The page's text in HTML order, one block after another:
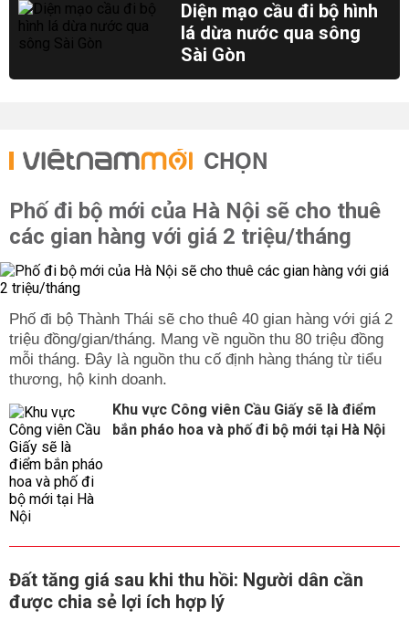
Diện mạo cầu đi bộ hình
lá dừa nước qua sông
Sài Gòn
CHỌN
Phố đi bộ mới của Hà Nội sẽ cho thuê
các gian hàng với giá 2 triệu/tháng
Phố đi bộ Thành Thái sẽ cho thuê 40 gian hàng với giá 2
triệu đồng/gian/tháng. Mang về nguồn thu 80 triệu đồng
mỗi tháng. Đây là nguồn thu cố định hàng tháng từ tiểu
thương, hộ kinh doanh.
Khu vực Công viên Cầu Giấy sẽ là điểm
bắn pháo hoa và phố đi bộ mới tại Hà Nội
Đất tăng giá sau khi thu hồi: Người dân cần
được chia sẻ lợi ích hợp lý